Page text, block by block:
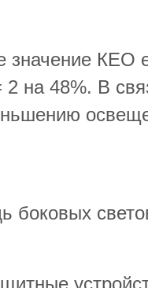
значение КЕО
на 48%. В
боковых